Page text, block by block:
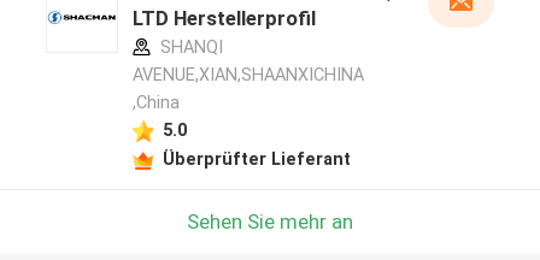
LTD Herstellerprofil
SHANQI
AVENUE,XIAN,SHAANXICHINA
,China
5.0
Überprüfter Lieferant
Sehen Sie mehr an